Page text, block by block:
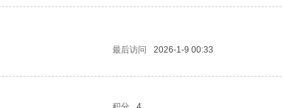
最后访问 2026-1-9 00:33